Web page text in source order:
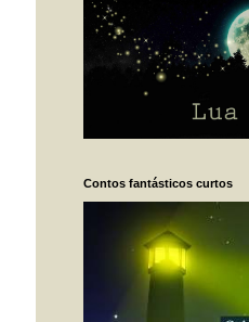
Contos fantásticos curtos